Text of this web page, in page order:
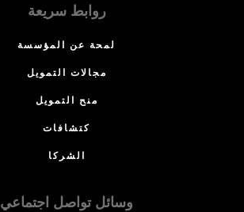
روابط سريعة
لمحة عن المؤسسة
مجالات التمويل
منح التمويل
كتشافات
الشركا
وسائل تواصل اجتماعي